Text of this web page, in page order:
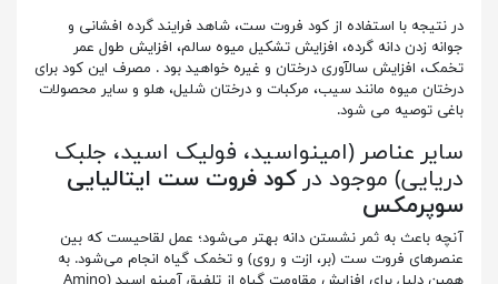
در نتیجه با استفاده از کود فروت ست، شاهد فرایند گرده افشانی و
جوانه زدن دانه گرده، افزایش تشکیل میوه سالم، افزایش طول عمر
تخمک، افزایش سال­آوری درختان و غیره خواهید بود . مصرف این کود برای
درختان میوه مانند سیب، مرکبات و درختان شلیل، هلو و سایر محصولات
باغی توصیه می شود.
سایر عناصر (امینواسید، فولیک اسید، جلبک
دریایی) موجود در کود فروت ست ایتالیایی
سوپرمکس
آنچه باعث به ثمر نشستن دانه بهتر می‌شود؛ عمل لقاحیست که بین
عنصرهای فروت ست (بر، ازت و روی) و تخمک گیاه انجام می‌شود. به